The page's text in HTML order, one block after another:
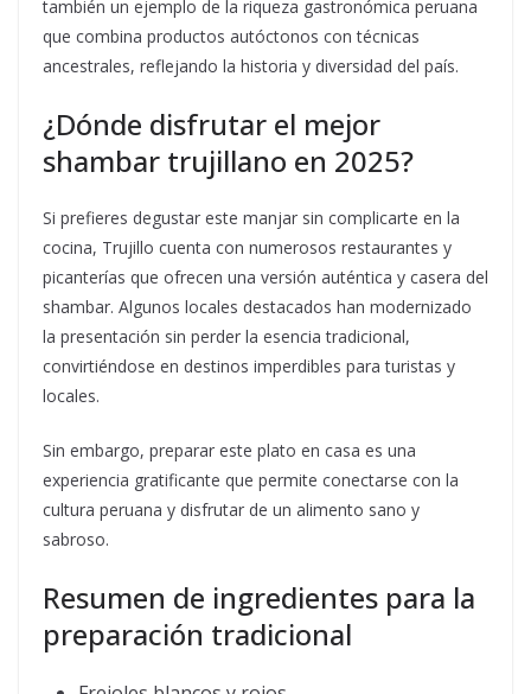
también un ejemplo de la riqueza gastronómica peruana
que combina productos autóctonos con técnicas
ancestrales, reflejando la historia y diversidad del país.
¿Dónde disfrutar el mejor
shambar trujillano en 2025?
Si prefieres degustar este manjar sin complicarte en la
cocina, Trujillo cuenta con numerosos restaurantes y
picanterías que ofrecen una versión auténtica y casera del
shambar. Algunos locales destacados han modernizado
la presentación sin perder la esencia tradicional,
convirtiéndose en destinos imperdibles para turistas y
locales.
Sin embargo, preparar este plato en casa es una
experiencia gratificante que permite conectarse con la
cultura peruana y disfrutar de un alimento sano y
sabroso.
Resumen de ingredientes para la
preparación tradicional